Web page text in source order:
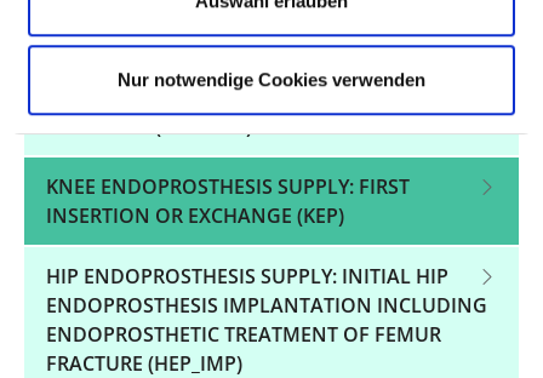
Nur notwendige Cookies verwenden
PREVENTION THROUGH NURSING MEASURES
(DEK)
ARTIFICIAL HIP JOINT: FIRST INSERTION OR
KNEE ENDOPROSTHESIS SUPPLY: FIRST
INSERTION OR EXCHANGE (KEP)
HIP ENDOPROSTHESIS SUPPLY: INITIAL HIP
ENDOPROSTHESIS IMPLANTATION INCLUDING
ENDOPROSTHETIC TREATMENT OF FEMUR
FRACTURE (HEP_IMP)